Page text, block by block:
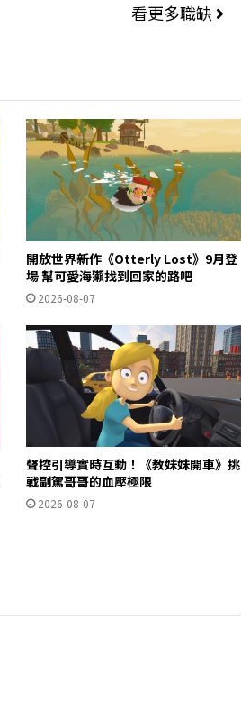
看更多職缺
開放世界新作《Otterly Lost》9月登
場 幫可愛海獺找到回家的路吧
2026-08-07
聲控引導實時互動！《教妹妹開車》挑
戰副駕哥哥的血壓極限
2026-08-07